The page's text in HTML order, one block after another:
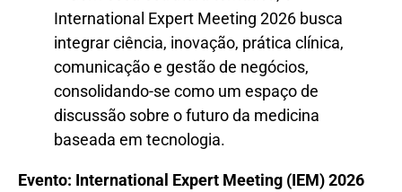
Evento: International Expert Meeting (IEM) 2026